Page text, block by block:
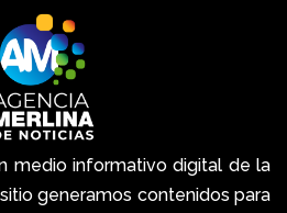
medio informativo digital de la
generamos contenidos para